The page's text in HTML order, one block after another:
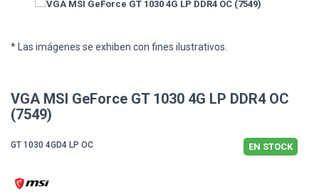
* Las imágenes se exhiben con fines ilustrativos.
VGA MSI GeForce GT 1030 4G LP DDR4 OC
(7549)
GT 1030 4GD4 LP OC EN STOCK